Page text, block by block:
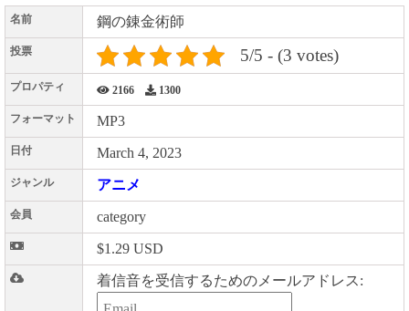
名前 鋼の錬金術師
投票 5/5 - (3 votes)
プロパティ 2166 1300
フォーマット MP3
日付 March 4, 2023
ジャンル アニメ
会員 category
$1.29 USD
着信音を受信するためのメールアドレス: